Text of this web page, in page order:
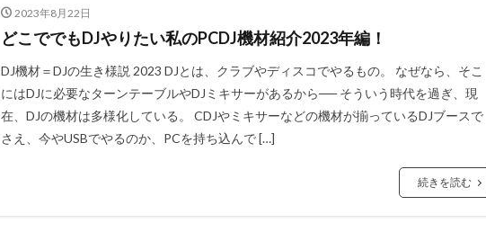
2023年8月22日
どこででもDJやりたい私のPCDJ機材紹介2023年編！
DJ機材＝DJの生き様説 2023 DJとは、クラブやディスコでやるもの。 なぜなら、そこ
にはDJに必要なターンテーブルやDJミキサーがあるから── そういう時代を過ぎ、現
在、DJの機材は多様化している。 CDJやミキサーなどの機材が揃っているDJブースで
さえ、今やUSBでやるのか、PCを持ち込んで […]
続きを読む